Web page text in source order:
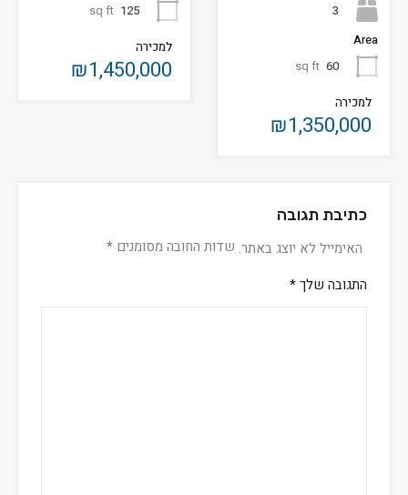
3
Area
60
sq ft
למכירה
₪1,350,000
125
sq ft
למכירה
₪1,450,000
כתיבת תגובה
האימייל לא יוצג באתר. שדות החובה מסומנים *
התגובה שלך*